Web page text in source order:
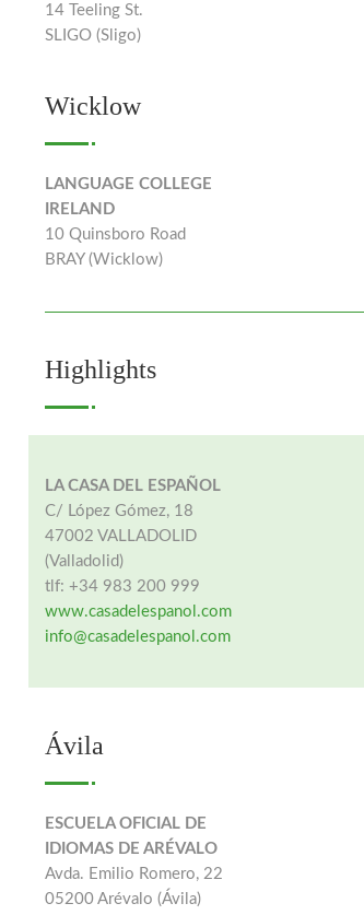
14 Teeling St.
SLIGO (Sligo)
Wicklow
LANGUAGE COLLEGE
IRELAND
10 Quinsboro Road
BRAY (Wicklow)
Highlights
LA CASA DEL ESPAÑOL
C/ López Gómez, 18
47002 VALLADOLID
(Valladolid)
tlf: +34 983 200 999
www.casadelespanol.com
info@casadelespanol.com
Ávila
ESCUELA OFICIAL DE
IDIOMAS DE ARÉVALO
Avda. Emilio Romero, 22
05200 Arévalo (Ávila)